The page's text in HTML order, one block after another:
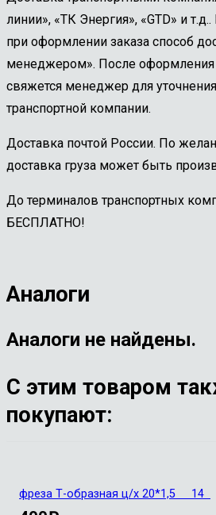
линии», «ТК Энергия», «GTD» и
при оформлении заказа способ
менеджером». После оформления
свяжется менеджер для
транспортной компании.
Доставка почтой России. По
доставка груза может быть
До терминалов транспортных
БЕСПЛАТНО!
Аналоги
Аналоги не найдены.
С этим товаром
покупают:
фреза Т-образная ц/х 20*1,5 14